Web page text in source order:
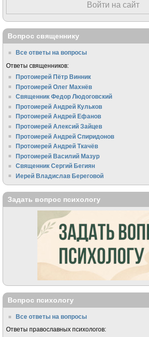
Войти на сайт
Вопрос священнику
Все ответы на вопросы
Ответы священников:
Протоиерей Пётр Винник
Протоиерей Олег Махнёв
Священник Федор Людоговский
Протоиерей Андрей Кульков
Протоиерей Андрей Ефанов
Протоиерей Алексий Зайцев
Протоиерей Андрей Спиридонов
Протоиерей Андрей Ткачёв
Протоиерей Василий Мазур
Священник Сергий Бегиян
Иерей Владислав Береговой
Задать вопрос психологу
Вопрос психологу
Все ответы на вопросы
Ответы православных психологов: